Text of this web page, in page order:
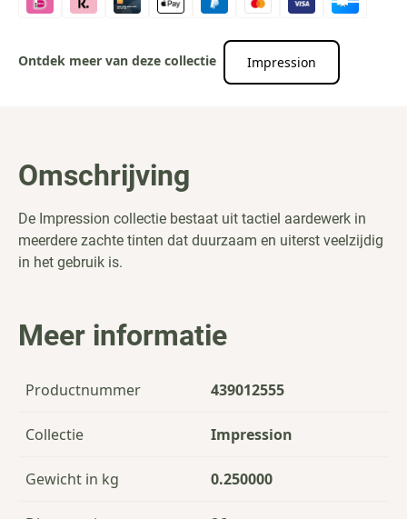
Ontdek meer van deze collectie Impression
Omschrijving
De Impression collectie bestaat uit tactiel aardewerk in
meerdere zachte tinten dat duurzaam en uiterst veelzijdig
in het gebruik is.
Meer informatie
Productnummer 439012555
Collectie Impression
Gewicht in kg 0.250000